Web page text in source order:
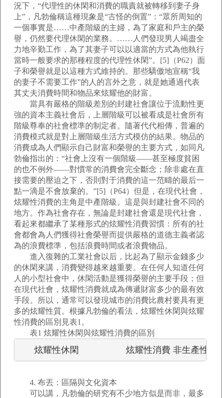
況下，“代理性的休閑和消費的職責就被轉移到妻子身
上”，凡勃倫稱這種現象是“古怪的倒置”：“眾所周知的
一個事實是……中產階級的主婦，為了家庭和戶主的榮
譽，仍然要代理休閑的業務。……人們發現男人竭盡全
力地辛勤工作，為了其妻子可以以適當的方式為他執行
當時一般要求的那種程度的代理性休閑”。[5]（P62）面
子和榮譽就是以這種方式維持的。那些驕傲地宣稱“我
的妻子不需要工作”的人的言外之意，就是她通過代表
其丈夫消費時間和物品來炫耀他的財富。
當具有嚴格的階級差別的封建社會讓位于流動性更
強的資本主義社會后，上層階級可以被看成是社會所有
階級尊奉的社會標準的制定者。隨著代代相傳，普遍的
消費模式就是對上層階級生活方式模仿的結果。物品的
消費成為人們顯示自己財富和榮譽的主要方式，如同凡
勃倫指出的：“社會上沒有一個階級——甚至極度貧困
的也不例外——對慣常的消費會完全斷念；除非處在直
接需要的壓迫之下，否則對于消費的這一范疇的最后一
點一滴是不會放棄的。”[5]（P64）但是，在現代社會，
炫耀性消費的主角是中產階級。這是與封建社會不同的
地方。作為社會存在，無論是封建社會還是現代社會，
看起來都繼承了某種形式的炫耀性消費習慣：所有的社
會都會為人們獲得社會榮譽而提供嚴格的道德主義者認
為的浪費標準，包括浪費時間或者浪費物品。
進入復雜的工業社會以后，比起為了顯示金錢多少
的休閑來講，消費變得越來越重要。在任何人知道任何
人的小型社會中，休閑活動是獲得榮譽的主要手段；但
在現代社會，炫耀性消費就成為傳遞財富多少的最有效
手段。所以，通常可以發現城市的消費比農村要具有更
多的炫耀性質。根據凡勃倫的看法，炫耀性休閑與炫耀
性消費的區別見表1。
表1 炫耀性休閑與炫耀性消費的區別
炫耀性休閑                   炫耀性消費 非生產
4. 布丟：區隔與文化資本
可以講，凡勃倫的研究有不少地方似是而非，最多